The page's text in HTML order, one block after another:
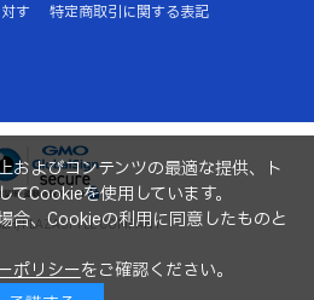
す
特定商取引に関する表記
PLAZASTYLE COMPANY
およびコンテンツの最適な提供、ト
Cookieを使用しています。
合、Cookieの利用に同意したものと
ポリシーをご確認ください。